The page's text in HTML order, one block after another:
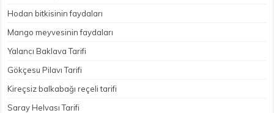
Hodan bitkisinin faydaları
Mango meyvesinin faydaları
Yalancı Baklava Tarifi
Gökçesu Pilavı Tarifi
Kireçsiz balkabağı reçeli tarifi
Saray Helvası Tarifi